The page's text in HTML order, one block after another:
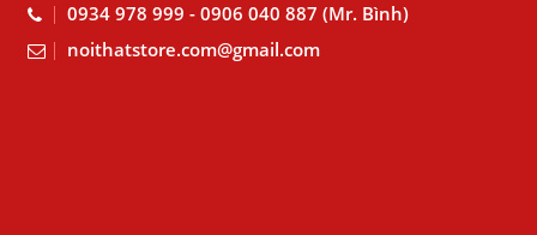
0934 978 999 - 0906 040 887 (Mr. Bình)
noithatstore.com@gmail.com